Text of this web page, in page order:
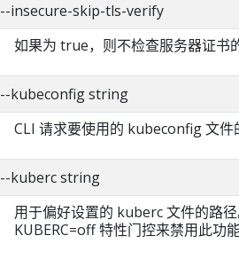
--insecure-skip-tls-verify
如果为 true，则不检查服务器证书
--kubeconfig string
CLI 请求要使用的 kubeconfig 文件
--kuberc string
用于偏好设置的 kuberc 文件的路
KUBERC=off 特性门控来禁用此功能